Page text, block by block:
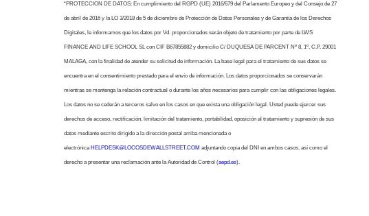
“PROTECCION DE DATOS: En cumplimiento del RGPD (UE) 2016/679 del Parlamento Europeo y del Consejo de 27
de abril de 2016 y la LO 3/2018 de 5 de diciembre de Protección de Datos Personales y de Garantía de los Derechos
Digitales, le informamos que los datos por Vd. proporcionados serán objeto de tratamiento por parte de LWS
FINANCE AND LIFE SCHOOL SL con CIF B67855882 y domicilio C/ DUQUESA DE PARCENT Nº 8, 1º, C.P. 29001
MALAGA, con la finalidad de atender su solicitud de información. La base legal para el tratamiento de sus datos se
encuentra en el consentimiento prestado para el envío de información. Los datos proporcionados se conservarán
mientras se mantenga la relación contractual o durante los años necesarios para cumplir con las obligaciones legales.
Los datos no se cederán a terceros salvo en los casos en que exista una obligación legal. Usted puede ejercer sus
derechos de acceso, rectificación, limitación del tratamiento, portabilidad, oposición al tratamiento y supresión de sus
datos mediante escrito dirigido a la dirección postal arriba mencionada o
electrónica HELPDESK@LOCOSDEWALLSTREET.COM adjuntando copia del DNI en ambos casos, así como el
derecho a presentar una reclamación ante la Autoridad de Control (aepd.es).